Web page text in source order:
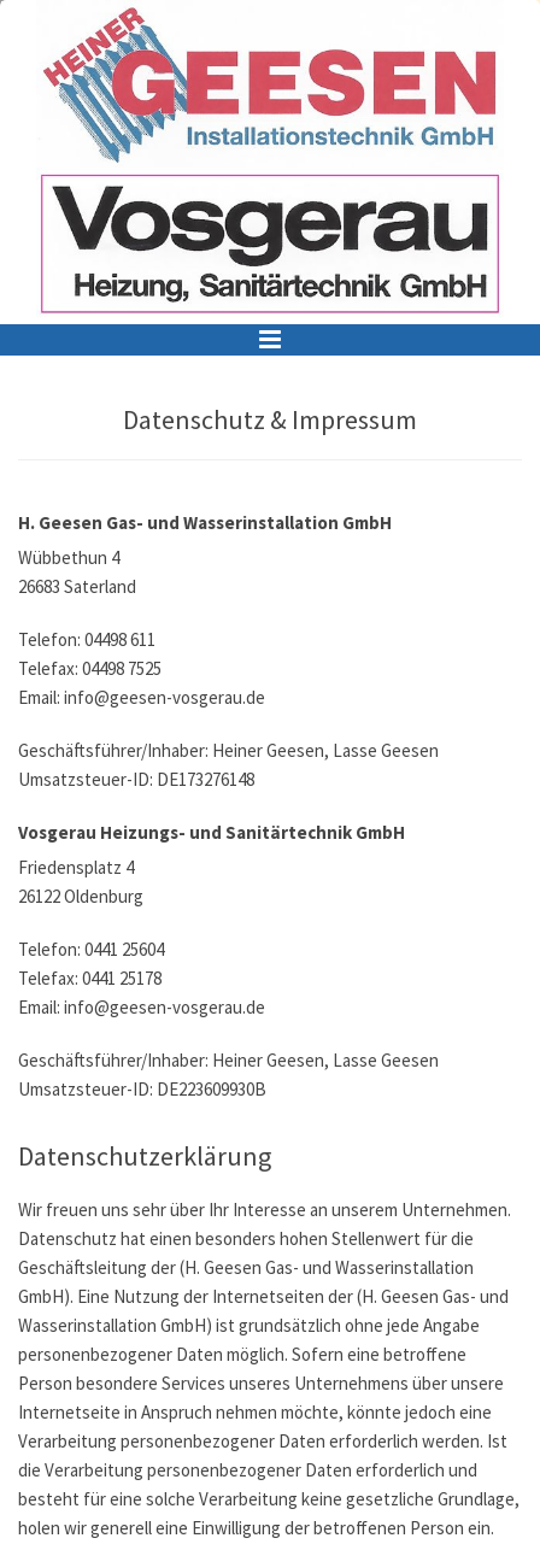
Zum Inhalt springen
Datenschutz & Impressum
H. Geesen Gas- und Wasserinstallation GmbH
Wübbethun 4
26683 Saterland
Telefon: 04498 611
Telefax: 04498 7525
Email: info@geesen-vosgerau.de
Geschäftsführer/Inhaber: Heiner Geesen, Lasse Geesen
Umsatzsteuer-ID: DE173276148
Vosgerau Heizungs- und Sanitärtechnik GmbH
Friedensplatz 4
26122 Oldenburg
Telefon: 0441 25604
Telefax: 0441 25178
Email: info@geesen-vosgerau.de
Geschäftsführer/Inhaber: Heiner Geesen, Lasse Geesen
Umsatzsteuer-ID: DE223609930B
Datenschutzerklärung
Wir freuen uns sehr über Ihr Interesse an unserem Unternehmen.
Datenschutz hat einen besonders hohen Stellenwert für die
Geschäftsleitung der (H. Geesen Gas- und Wasserinstallation
GmbH). Eine Nutzung der Internetseiten der (H. Geesen Gas- und
Wasserinstallation GmbH) ist grundsätzlich ohne jede Angabe
personenbezogener Daten möglich. Sofern eine betroffene
Person besondere Services unseres Unternehmens über unsere
Internetseite in Anspruch nehmen möchte, könnte jedoch eine
Verarbeitung personenbezogener Daten erforderlich werden. Ist
die Verarbeitung personenbezogener Daten erforderlich und
besteht für eine solche Verarbeitung keine gesetzliche Grundlage,
holen wir generell eine Einwilligung der betroffenen Person ein.